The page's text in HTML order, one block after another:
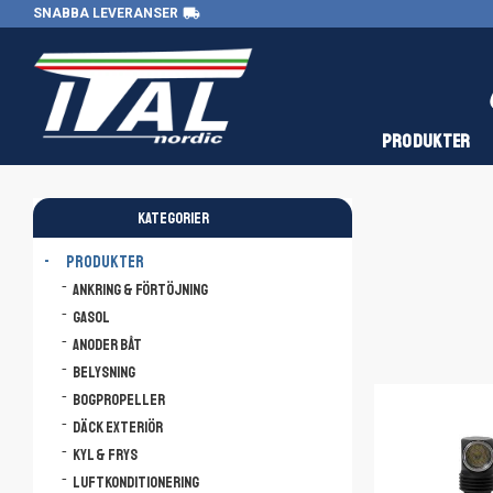
SNABBA LEVERANSER local_shipping
PRODUKTER
KATEGORIER
PRODUKTER
Ankring & Förtöjning
Gasol
Anoder båt
Belysning
Bogpropeller
Däck Exteriör
Kyl & Frys
Luftkonditionering